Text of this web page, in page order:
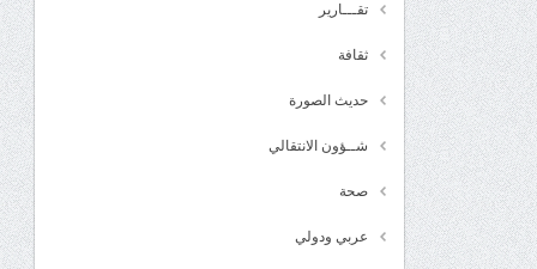
تقـــارير
ثقافة
حديث الصورة
شــؤون الانتقالي
صحة
عربي ودولي